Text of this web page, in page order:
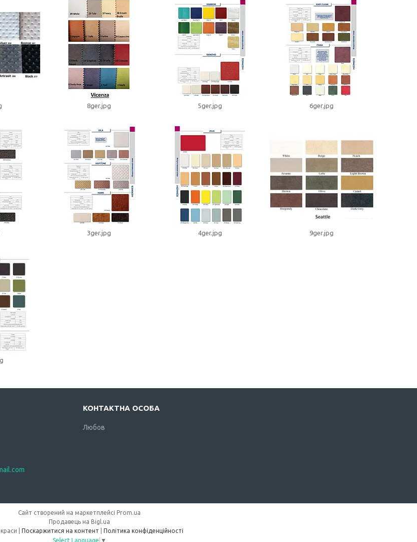
8ger.jpg 5ger.jpg 6ger.jpg
3ger.jpg 4ger.jpg 9ger.jpg
Любов
Сайт створений на маркетплейсі Prom.ua
Продавець на Bigl.ua
Поскаржитися на контент
Політика конфіденційності
Select Language ▼